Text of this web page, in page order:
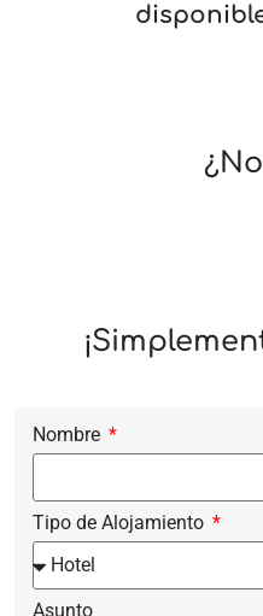
Nombre
Tipo de Alojamiento
Asunto